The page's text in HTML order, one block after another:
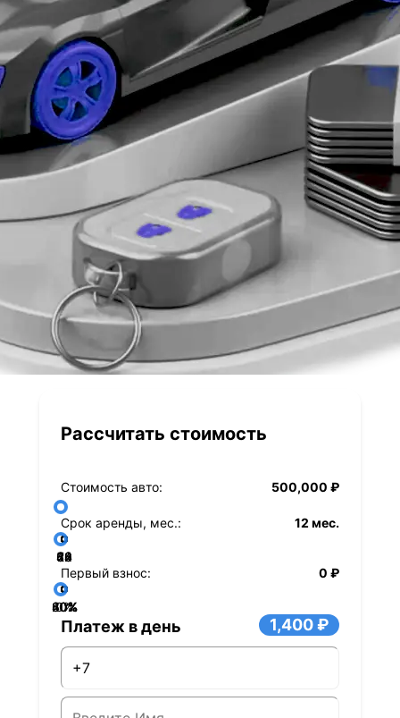
Рассчитать стоимость
Стоимость авто: 500,000 ₽
Срок аренды, мес.: 12 мес.
12
24
36
48
60
72
84
Первый взнос:
0 ₽
0%
20%
40%
60%
80%
Платеж в день 1,400 ₽